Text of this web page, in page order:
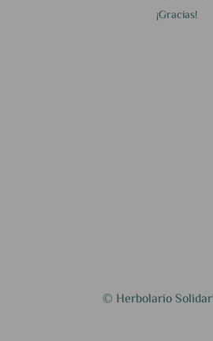
¡Gracias!
© Herbolario